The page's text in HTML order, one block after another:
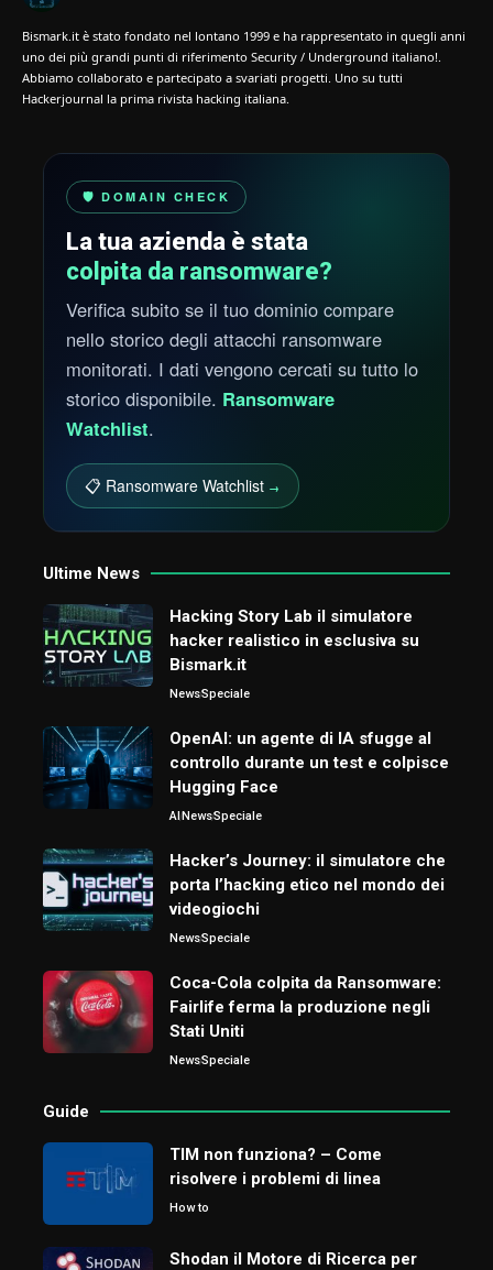
Bismark.it è stato fondato nel lontano 1999 e ha rappresentato in quegli anni
uno dei più grandi punti di riferimento Security / Underground italiano!.
Abbiamo collaborato e partecipato a svariati progetti. Uno su tutti
Hackerjournal la prima rivista hacking italiana.
🛡️ DOMAIN CHECK
La tua azienda è stata
colpita da ransomware?
Verifica subito se il tuo dominio compare
nello storico degli attacchi ransomware
monitorati. I dati vengono cercati su tutto lo
storico disponibile. Ransomware
Watchlist.
📋 Ransomware Watchlist →
Ultime News
Hacking Story Lab il simulatore
hacker realistico in esclusiva su
Bismark.it
NewsSpeciale
OpenAI: un agente di IA sfugge al
controllo durante un test e colpisce
Hugging Face
AINewsSpeciale
Hacker’s Journey: il simulatore che
porta l’hacking etico nel mondo dei
videogiochi
NewsSpeciale
Coca-Cola colpita da Ransomware:
Fairlife ferma la produzione negli
Stati Uniti
NewsSpeciale
Guide
TIM non funziona? – Come
risolvere i problemi di linea
How to
Shodan il Motore di Ricerca per